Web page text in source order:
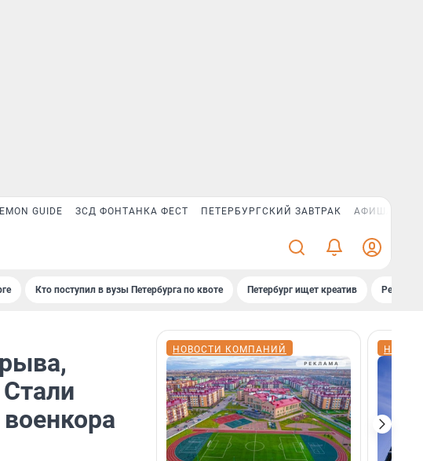
GUIDE ЗСД ФОНТАНКА ФЕСТ ПЕТЕРБУРГСКИЙ ЗАВТРАК АФИША PLUS
Кто поступил в вузы Петербурга по квоте Петербург ищет креатив
НОВОСТИ КОМПАНИЙ